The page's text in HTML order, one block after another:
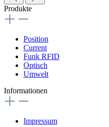
Produkte
Position
Current
Funk RFID
Optisch
Umwelt
Informationen
Impressum